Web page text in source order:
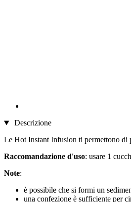
Descrizione
Le Hot Instant Infusion ti permettono di
Raccomandazione d'uso: usare 1
Note:
è possibile che si formi un
una confezione è sufficiente per